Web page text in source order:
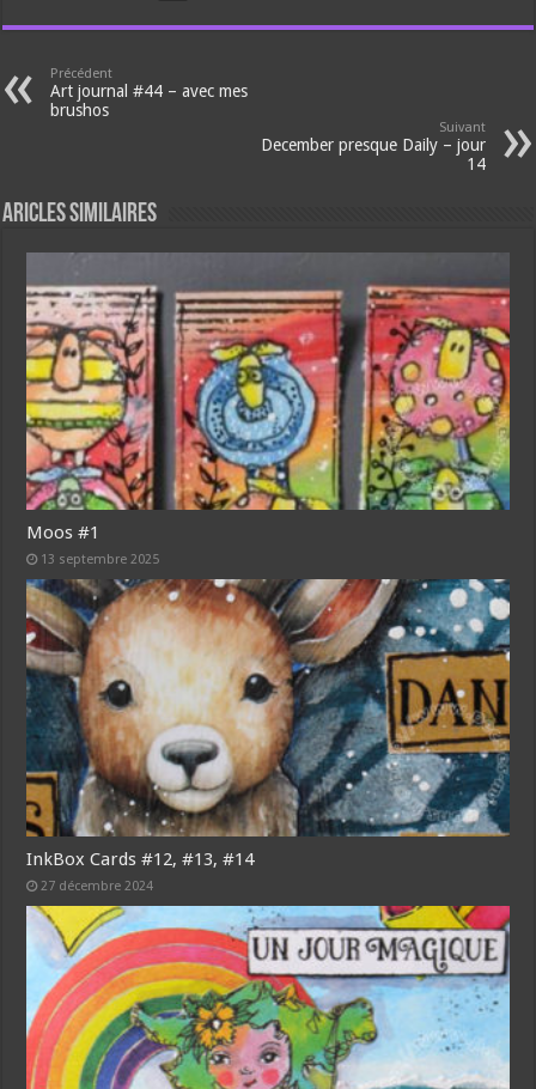
Précédent
Art journal #44 – avec mes
brushos
Suivant
December presque Daily – jour
14
Aricles similaires
Moos #1
13 septembre 2025
InkBox Cards #12, #13, #14
27 décembre 2024